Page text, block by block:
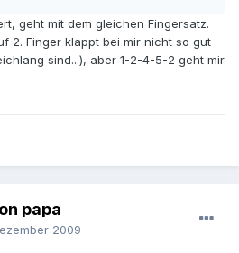
geht mit dem gleichen Fingersatz.
2. Finger klappt bei mir nicht so gut
sind...), aber 1-2-4-5-2 geht mir
papa
2009